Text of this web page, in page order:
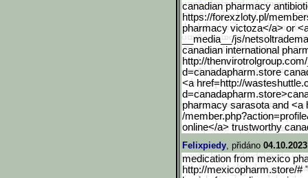
canadian pharmacy
https://forexzloty.pl/
pharmacy victoza</a> or
__media__/js/
canadian international
http://thenvirotrolgroup.
d=canadapharm.store
<a href=http://
pharmacy sarasota and <a
/
online</a> trustworthy
Felixpiedy, přidáno
medication from mexico
http://mexicopharm.store/#